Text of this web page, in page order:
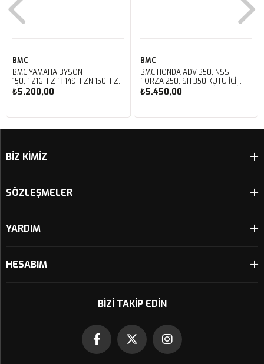
BMC
BMC YAMAHA BYSON
150, FZ16, FZ FI 149, FZN 150, FZS
FI V3 KUTU İÇİ PERFORMANS
HAVA FİLTRESİ FM01147
₺5.200,00
BMC
BMC HONDA ADV 350, NSS
FORZA 250, SH 350 KUTU İÇİ
PERFORMANS HAVA FİLTRESİ
₺5.450,00
BİZ KİMİZ
SÖZLEŞMELER
YARDIM
HESABIM
BIZI TAKIP EDIN